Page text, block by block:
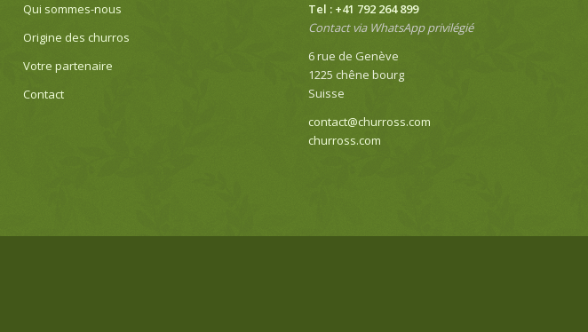
Qui sommes-nous
Origine des churros
Votre partenaire
Contact
Tel : +41 792 264 899
Contact via WhatsApp privilégié
6 rue de Genève
1225 chêne bourg
Suisse
contact@churross.com
churross.com